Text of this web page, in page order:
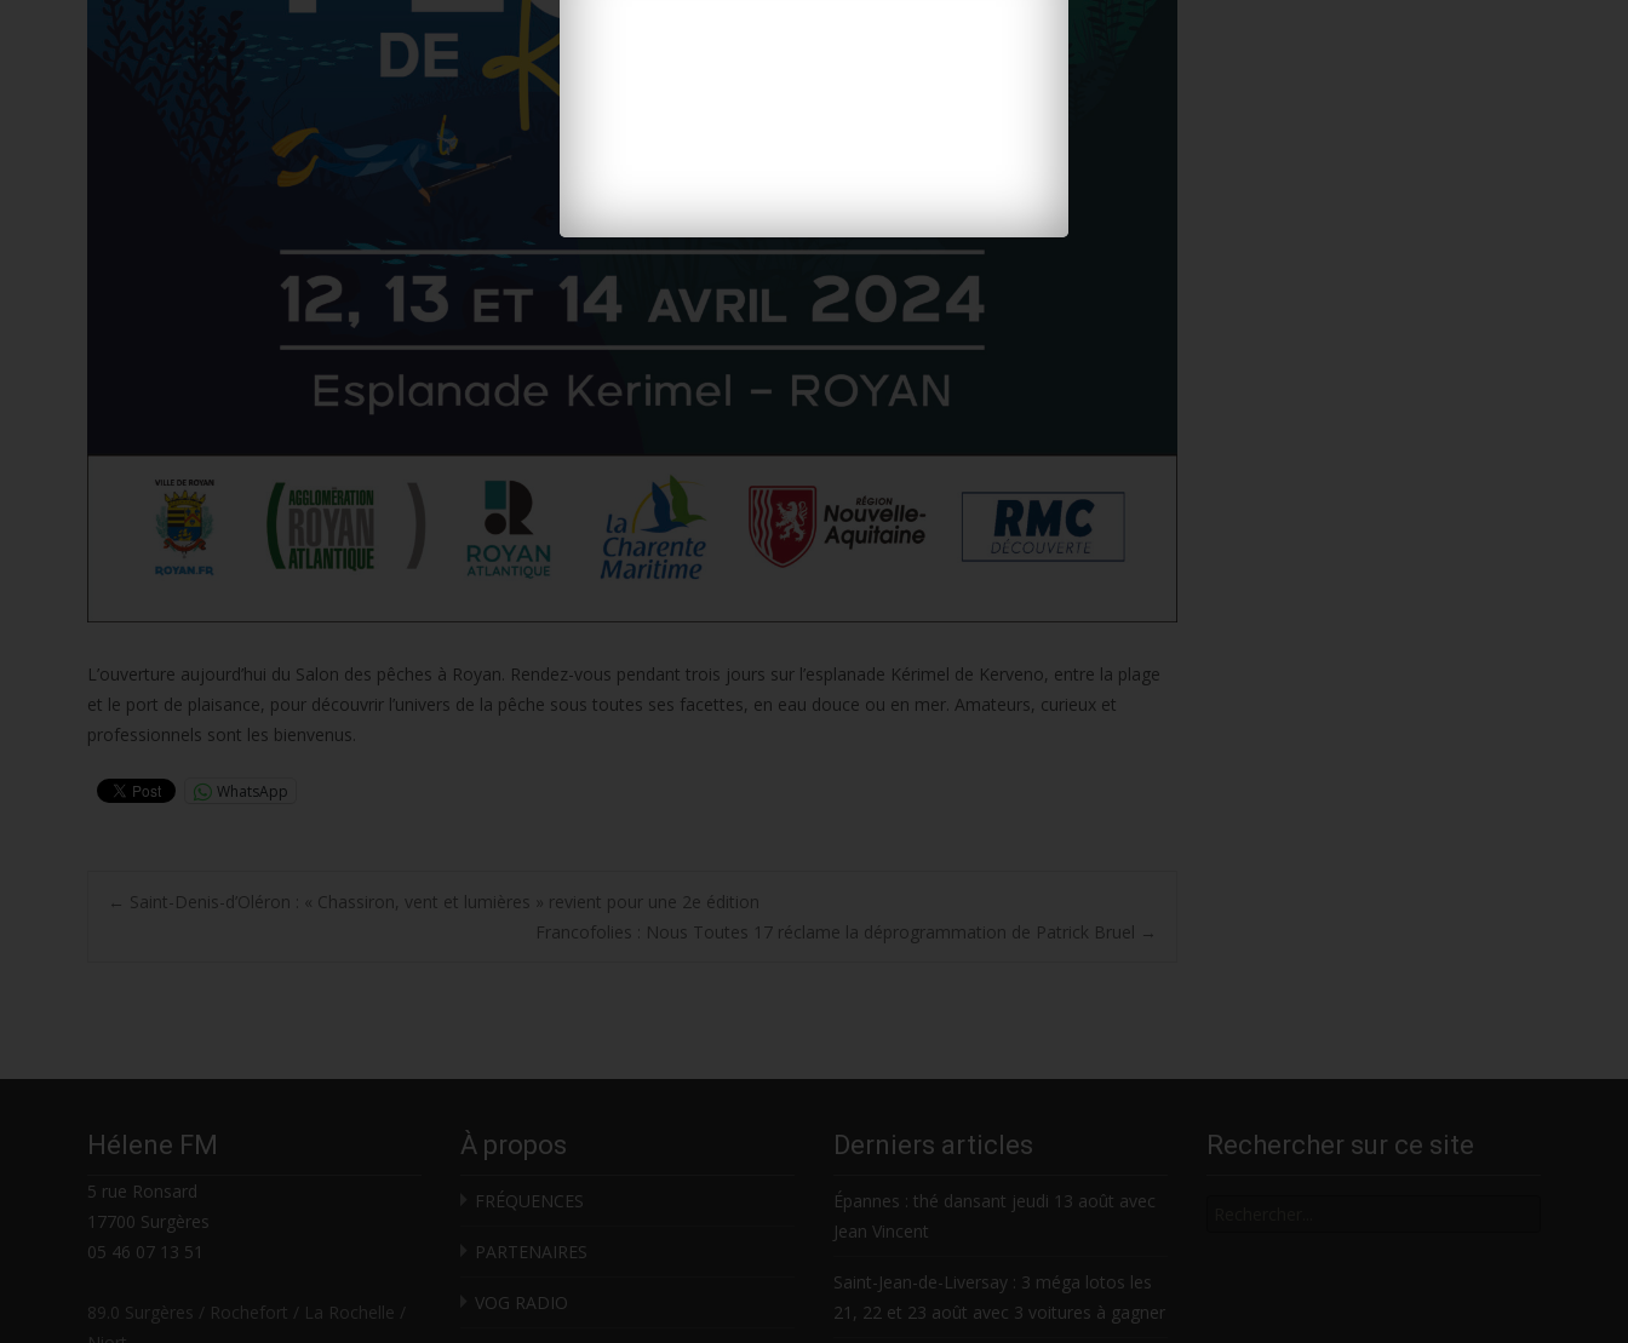
L’ouverture aujourd’hui du Salon des pêches à Royan. Rendez-vous pendant trois jours sur l’esplanade Kérimel de Kerveno, entre la plage
et le port de plaisance, pour découvrir l’univers de la pêche sous toutes ses facettes, en eau douce ou en mer. Amateurs, curieux et
professionnels sont les bienvenus.
WhatsApp
Post
← Saint-Denis-d’Oléron : « Chassiron, vent et lumières » revient pour une 2e édition
Francofolies : Nous Toutes 17 réclame la déprogrammation de Patrick Bruel →
Hélene FM
5 rue Ronsard
17700 Surgères
05 46 07 13 51
89.0 Surgères / Rochefort / La Rochelle /
À propos
FRÉQUENCES
PARTENAIRES
VOG RADIO
Derniers articles
Épannes : thé dansant jeudi 13 août avec
Jean Vincent
Saint-Jean-de-Liversay : 3 méga lotos les
21, 22 et 23 août avec 3 voitures à gagner
Rechercher sur ce site